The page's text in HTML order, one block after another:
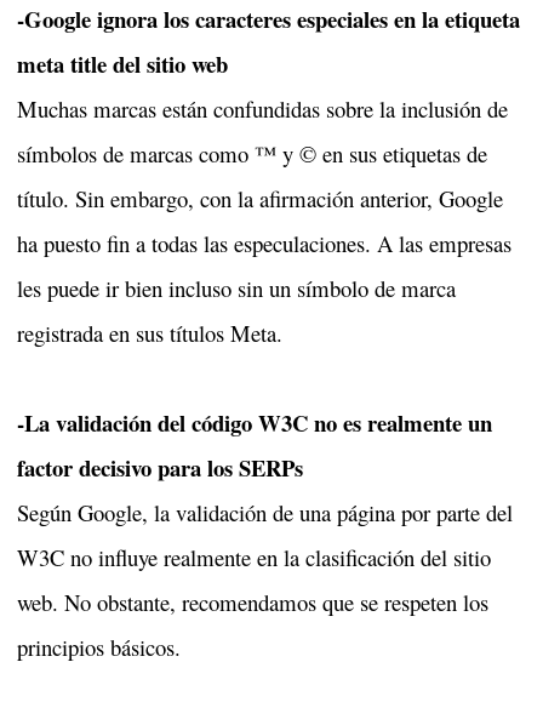
-Google ignora los caracteres especiales en la etiqueta
meta title del sitio web
Muchas marcas están confundidas sobre la inclusión de
símbolos de marcas como ™ y © en sus etiquetas de
título. Sin embargo, con la afirmación anterior, Google
ha puesto fin a todas las especulaciones. A las empresas
les puede ir bien incluso sin un símbolo de marca
registrada en sus títulos Meta.
-La validación del código W3C no es realmente un
factor decisivo para los SERPs
Según Google, la validación de una página por parte del
W3C no influye realmente en la clasificación del sitio
web. No obstante, recomendamos que se respeten los
principios básicos.